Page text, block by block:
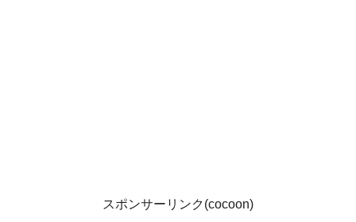
スポンサーリンク(cocoon)